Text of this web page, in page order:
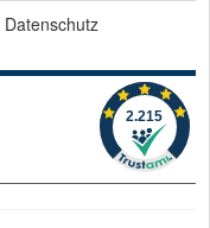
Datenschutz